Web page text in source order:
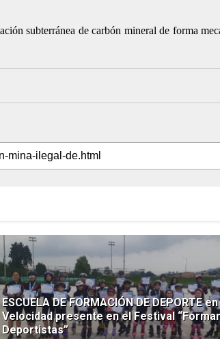
subterránea de carbón mineral de forma
ESCUELA DE FORMACIÓN DE DEPORTE
Velocidad presente en el Festival
Deportistas”